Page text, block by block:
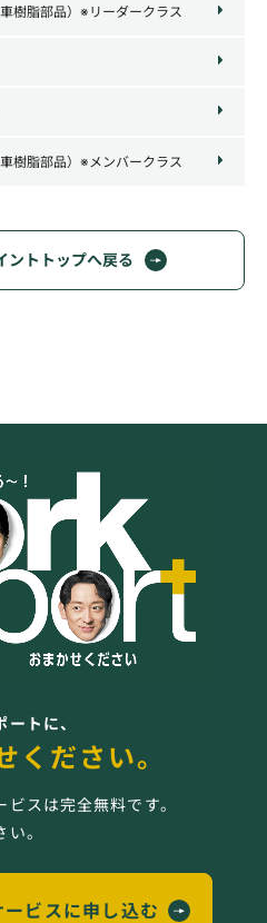
樹脂部品）※リーダークラス
樹脂部品）※メンバークラス
ントトップへ戻る
トに、
ください。
スは完全無料です。
。
ビスに申し込む